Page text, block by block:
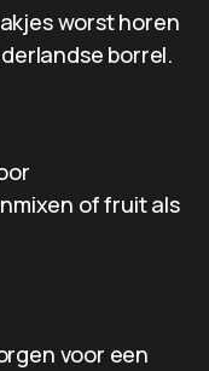
worst horen
borrel.
of fruit als
voor een